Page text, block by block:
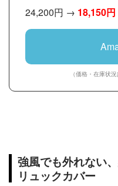
24,200円 → 18,150円
（価格・在庫状
強風でも外れない
リュックカバー